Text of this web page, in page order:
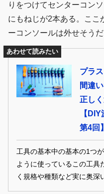
りをつけてセンターコン
にもねじが2本ある。ここ
ーコンソールは外せそうだ
あわせて読みたい
プラ
間違
正し
【
第4回】
工具の基本中の基本の1つ
ように使っているこの工具
く規格や種類など実に奥深
の選び方や使い方について